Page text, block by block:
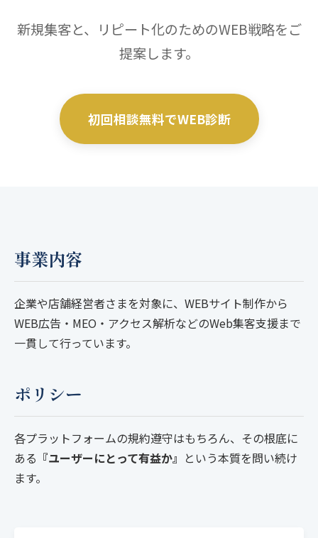
新規集客と、リピート化のためのWEB戦略をご
提案します。
初回相談無料でWEB診断
事業内容
企業や店舗経営者さまを対象に、WEBサイト制作から
WEB広告・MEO・アクセス解析などのWeb集客支援まで
一貫して行っています。
ポリシー
各プラットフォームの規約遵守はもちろん、その根底に
ある 『ユーザーにとって有益か』 という本質を問い続け
ます。